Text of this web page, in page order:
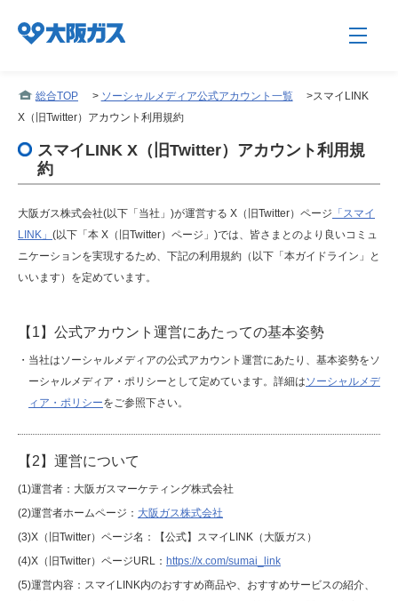
企業情報TOP
企業/グループについて
社会貢献
技術開発
サステナビリティ
IR情報
採用情報
プレスリリース
総合TOP > ソーシャルメディア公式アカウント一覧 >スマイLINK
X（旧Twitter）アカウント利用規約
スマイLINK X（旧Twitter）アカウント利用規
約
大阪ガス株式会社(以下「当社」)が運営する X（旧Twitter）ページ 「スマイ
LINK」 (以下「本 X（旧Twitter）ページ」)では、皆さまとのより良いコミュ
ニケーションを実現するため、下記の利用規約（以下「本ガイドライン」と
いいます）を定めています。
【1】公式アカウント運営にあたっての基本姿勢
・当社はソーシャルメディアの公式アカウント運営にあたり、基本姿勢をソ
ーシャルメディア・ポリシーとして定めています。詳細はソーシャルメデ
ィア・ポリシーをご参照下さい。
【2】運営について
(1)運営者：大阪ガスマーケティング株式会社
(2)運営者ホームページ： 大阪ガス株式会社
(3)X（旧Twitter）ページ名：【公式】スマイLINK（大阪ガス）
(4)X（旧Twitter）ページURL： https://x.com/sumai_link
(5)運営内容：スマイLINK内のおすすめ商品や、おすすめサービスの紹介、